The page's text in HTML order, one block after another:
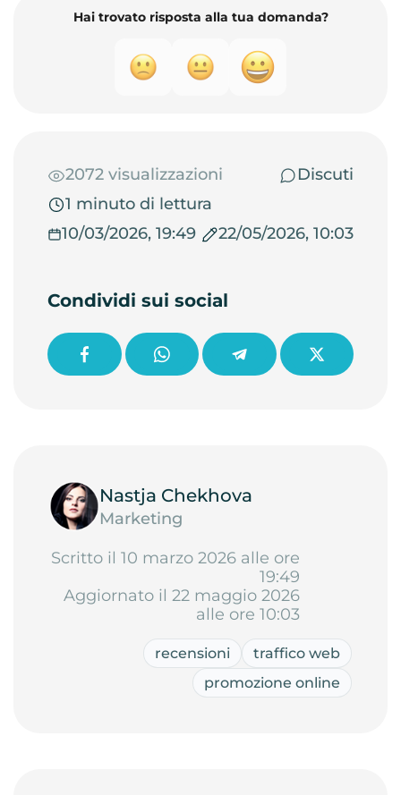
Hai trovato risposta alla tua domanda?
2072 visualizzazioni
Discuti
1 minuto di lettura
10/03/2026, 19:49
22/05/2026, 10:03
Condividi sui social
Nastja Chekhova
Marketing
Scritto il 10 marzo 2026 alle ore
19:49
Aggiornato il 22 maggio 2026
alle ore 10:03
recensioni
traffico web
promozione online